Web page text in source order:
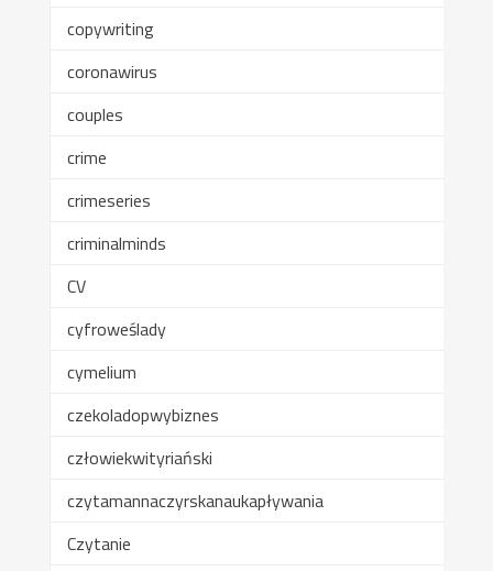
copywriting
coronawirus
couples
crime
crimeseries
criminalminds
CV
cyfroweślady
cymelium
czekoladopwybiznes
człowiekwityriański
czytamannaczyrskanaukapływania
Czytanie